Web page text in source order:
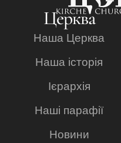
Церква
Наша Церква
Наша історія
Ієрархія
Наші парафії
Новини